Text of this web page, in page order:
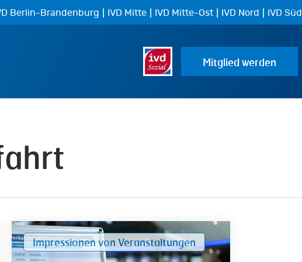
Berlin-Brandenburg | IVD Mitte | IVD Mitte-Ost | IVD Nord | IVD Süd
Mitglied werden
Impressionen
von Impressionen von Veranstaltungen